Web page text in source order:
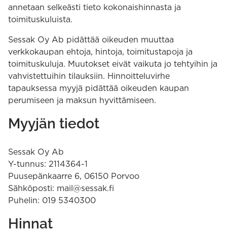
annetaan selkeästi tieto kokonaishinnasta ja
toimituskuluista.
Sessak Oy Ab pidättää oikeuden muuttaa
verkkokaupan ehtoja, hintoja, toimitustapoja ja
toimituskuluja. Muutokset eivät vaikuta jo tehtyihin ja
vahvistettuihin tilauksiin. Hinnoitteluvirhe
tapauksessa myyjä pidättää oikeuden kaupan
perumiseen ja maksun hyvittämiseen.
Myyjän tiedot
Sessak Oy Ab
Y-tunnus: 2114364-1
Puusepänkaarre 6, 06150 Porvoo
Sähköposti: mail@sessak.fi
Puhelin: 019 5340300
Hinnat